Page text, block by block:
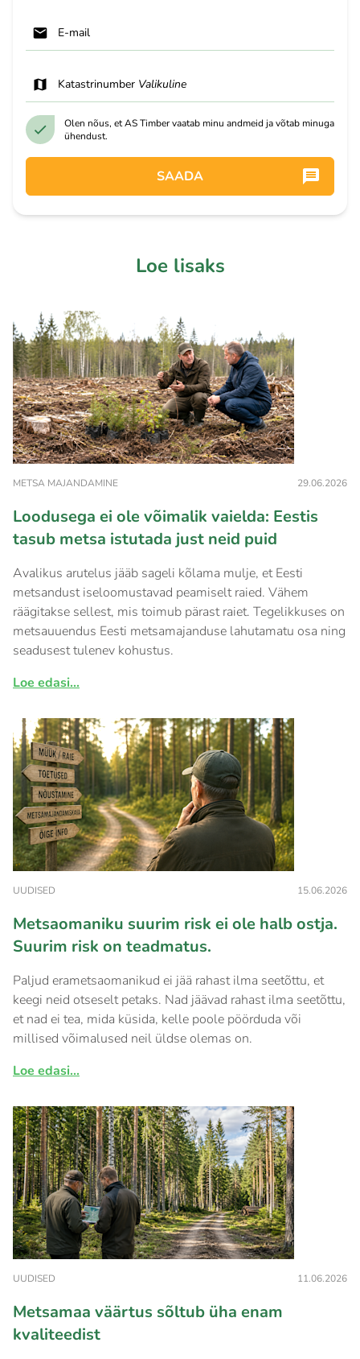
E-mail
Katastrinumber Valikuline
Olen nõus, et AS Timber vaatab minu andmeid ja võtab minuga
ühendust.
SAADA
Loe lisaks
METSA MAJANDAMINE 29.06.2026
Loodusega ei ole võimalik vaielda: Eestis
tasub metsa istutada just neid puid
Avalikus arutelus jääb sageli kõlama mulje, et Eesti
metsandust iseloomustavad peamiselt raied. Vähem
räägitakse sellest, mis toimub pärast raiet. Tegelikkuses on
metsauuendus Eesti metsamajanduse lahutamatu osa ning
seadusest tulenev kohustus.
Loe edasi...
UUDISED 15.06.2026
Metsaomaniku suurim risk ei ole halb ostja.
Suurim risk on teadmatus.
Paljud erametsaomanikud ei jää rahast ilma seetõttu, et
keegi neid otseselt petaks. Nad jäävad rahast ilma seetõttu,
et nad ei tea, mida küsida, kelle poole pöörduda või
millised võimalused neil üldse olemas on.
Loe edasi...
UUDISED 11.06.2026
Metsamaa väärtus sõltub üha enam
kvaliteedist